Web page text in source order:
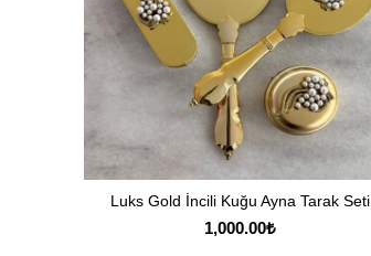
DEVAMINI OKU
Luks Gold İncili Kuğu Ayna Tarak Seti
1,000.00₺